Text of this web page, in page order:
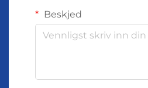
Beskjed